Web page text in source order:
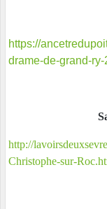
https://
drame-de-grand-
http://
Christophe-sur-